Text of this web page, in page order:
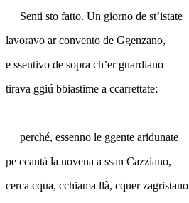
Senti sto fatto. Un giorno de st’istate
lavoravo ar convento de Ggenzano,
e ssentivo de sopra ch’er guardiano
tirava ggiú bbiastime a ccarrettate;
perché, essenno le ggente aridunate
pe ccantà la novena a ssan Cazziano,
cerca cqua, cchiama llà, cquer zagristano